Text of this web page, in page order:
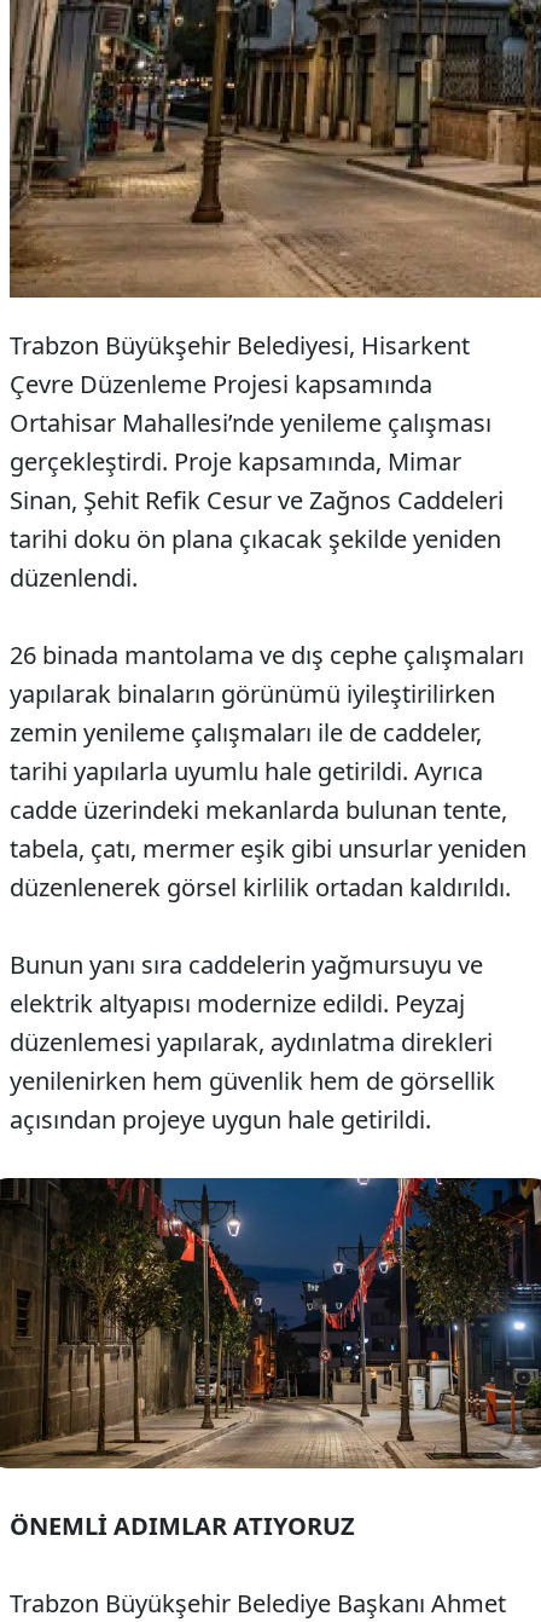
Trabzon Büyükşehir Belediyesi, Hisarkent
Çevre Düzenleme Projesi kapsamında
Ortahisar Mahallesi’nde yenileme çalışması
gerçekleştirdi. Proje kapsamında, Mimar
Sinan, Şehit Refik Cesur ve Zağnos Caddeleri
tarihi doku ön plana çıkacak şekilde yeniden
düzenlendi.
26 binada mantolama ve dış cephe çalışmaları
yapılarak binaların görünümü iyileştirilirken
zemin yenileme çalışmaları ile de caddeler,
tarihi yapılarla uyumlu hale getirildi. Ayrıca
cadde üzerindeki mekanlarda bulunan tente,
tabela, çatı, mermer eşik gibi unsurlar yeniden
düzenlenerek görsel kirlilik ortadan kaldırıldı.
Bunun yanı sıra caddelerin yağmursuyu ve
elektrik altyapısı modernize edildi. Peyzaj
düzenlemesi yapılarak, aydınlatma direkleri
yenilenirken hem güvenlik hem de görsellik
açısından projeye uygun hale getirildi.
ÖNEMLİ ADIMLAR ATIYORUZ
Trabzon Büyükşehir Belediye Başkanı Ahmet